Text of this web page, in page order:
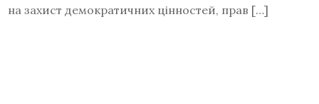
на захист демократичних цінностей, прав […]